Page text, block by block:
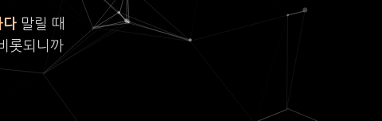
다 말릴 때
롯되니까